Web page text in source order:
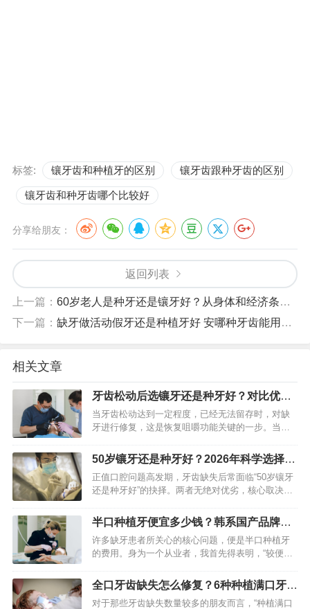
标签: 镶牙齿和种植牙的区别 镶牙齿跟种牙齿的区别
镶牙齿和种牙齿哪个比较好
分享给朋友：
返回列表
上一篇： 60岁老人是种牙还是镶牙好？从身体和经济条件帮你分析
下一篇： 缺牙做活动假牙还是种植牙好 安哪种牙齿能用更久
相关文章
牙齿松动后选镶牙还是种牙好？对比优缺
点和价格帮你选
当牙齿松动达到一定程度，已经无法留存时，对缺
牙进行修复，这是恢复咀嚼功能关键的一步。当
在利弊，适用的情形也全然不一样。不存在绝对纯
粹的良好或者糟糕，只有哪一…
50岁镶牙还是种牙好？2026年科学选择指
南
正值口腔问题高发期，牙齿缺失后常面临“50岁镶牙
还是种牙好”的抉择。两者无绝对优劣，核心取决于
求。50岁人群多存在牙槽骨不同程度萎缩、基础慢
性病等问题，且对…
半口种植牙便宜多少钱？韩系国产品牌方
案价格解析
许多缺牙患者所关心的核心问题，便是半口种植牙
的费用。身为一个从业者，我首先得表明，“较便宜”
牌、手术技术、所在地区、医院级别以及医生资历
等诸多因素的综合影响…
全口牙齿缺失怎么修复？6种种植满口牙方
案价格与优缺点对比
对于那些牙齿缺失数量较多的朋友而言，“种植满口